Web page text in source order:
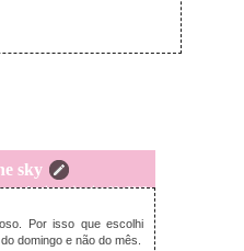
sky
domingo, janeiro 06, 2013
Por isso que escolhi
domingo e não do mês.